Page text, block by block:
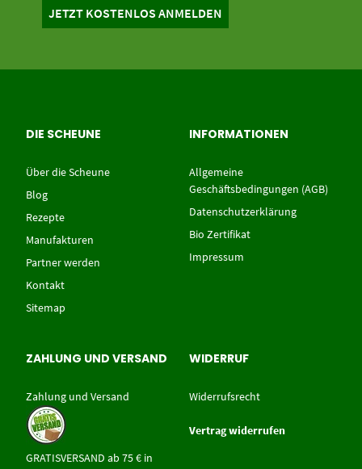
DIE SCHEUNE
Über die Scheune
Blog
Rezepte
Manufakturen
Partner werden
Kontakt
Sitemap
INFORMATIONEN
Allgemeine
Geschäftsbedingungen (AGB)
Datenschutzerklärung
Bio Zertifikat
Impressum
ZAHLUNG UND VERSAND
Zahlung und Versand
GRATISVERSAND ab 75 € in
WIDERRUF
Widerrufsrecht
Vertrag widerrufen